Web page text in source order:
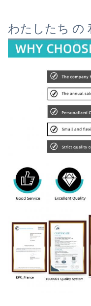
わたしたち の